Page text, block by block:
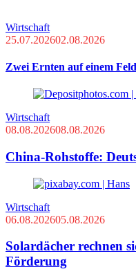
Wirtschaft
25.07.202602.08.2026
Zwei Ernten auf einem Feld
Wirtschaft
08.08.202608.08.2026
China-Rohstoffe:
Wirtschaft
06.08.202605.08.2026
Solardächer rechnen
Förderung